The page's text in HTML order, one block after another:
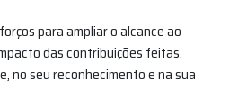
para ampliar o alcance ao
das contribuições feitas,
no seu reconhecimento e na sua